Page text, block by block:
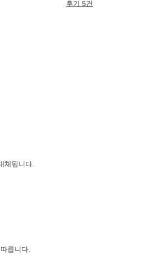
후기 5건
체됩니다.
릅니다.